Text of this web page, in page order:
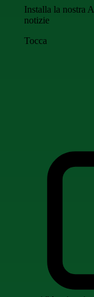
Installa la nostra
notizie
Tocca